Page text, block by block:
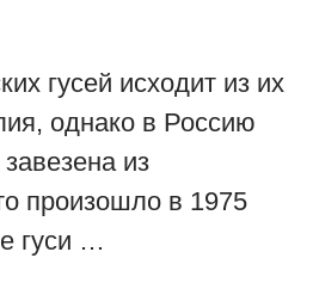
гусей исходит из их
однако в Россию
из
произошло в 1975
гуси …